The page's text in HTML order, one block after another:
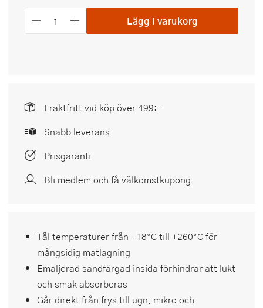
Lägg i varukorg
Fraktfritt vid köp över 499:-
Snabb leverans
Prisgaranti
Bli medlem och få välkomstkupong
Tål temperaturer från -18°C till +260°C för
mångsidig matlagning
Emaljerad sandfärgad insida förhindrar att lukt
och smak absorberas
Går direkt från frys till ugn, mikro och